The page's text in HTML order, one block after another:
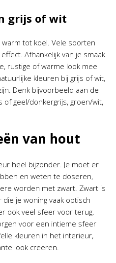
grijs of wit
tot koel. Vele soorten
Afhankelijk van je smaak
rustige of warme look mee
kleuren bij grijs of wit,
Denk bijvoorbeeld aan de
geel/donkergrijs, groen/wit,
van hout
heel bijzonder. Je moet er
en weten te doseren,
worden met zwart. Zwart is
je woning vaak optisch
ook veel sfeer voor terug.
voor een intieme sfeer
kleuren in het interieur,
look creëren.